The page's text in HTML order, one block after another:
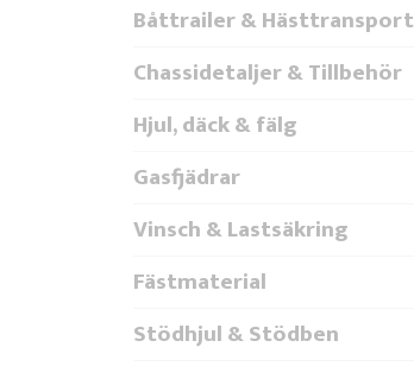
Båttrailer & Hästtransport
Chassidetaljer & Tillbehör
Hjul, däck & fälg
Gasfjädrar
Vinsch & Lastsäkring
Fästmaterial
Stödhjul & Stödben